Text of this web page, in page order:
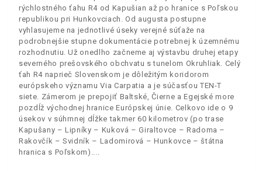
rýchlostného ťahu R4 od Kapušian až po hranice s Poľskou
republikou pri Hunkovciach. Od augusta postupne
vyhlasujeme na jednotlivé úseky verejné súťaže na
podrobnejšie stupne dokumentácie potrebnej k územnému
rozhodnutiu. Už onedlho začneme aj výstavbu druhej etapy
severného prešovského obchvatu s tunelom Okruhliak. Celý
ťah R4 naprieč Slovenskom je dôležitým koridorom
európskeho významu Via Carpatia a je súčasťou TEN-T
siete. Zámerom je prepojiť Baltské, Čierne a Egejské more
pozdĺž východnej hranice Európskej únie. Celkovo ide o 9
úsekov v súhrnnej dĺžke takmer 60 kilometrov (po trase
Kapušany – Lipníky – Kuková – Giraltovce – Radoma –
Rakovčík – Svidník – Ladomirová – Hunkovce – štátna
hranica s Poľskom).